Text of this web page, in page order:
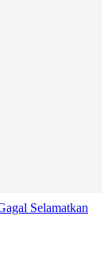
Selamatkan